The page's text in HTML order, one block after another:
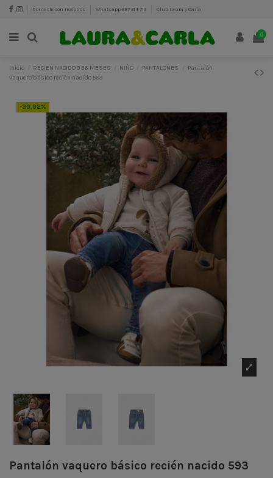
Contacte con nosotros Whatsapp 687 314 713 Club Laura y Carla
0
Inicio RECIEN NACIDO 0 36 MESES NIÑO PANTALONES
Pantalón
vaquero básico recién nacido 593
-30,02%
Pantalón vaquero básico recién nacido 593